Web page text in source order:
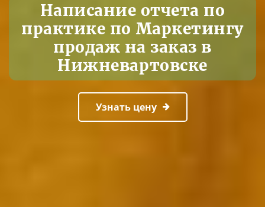
Написание отчета по
практике по Маркетингу
продаж на заказ в
Нижневартовске
Узнать цену